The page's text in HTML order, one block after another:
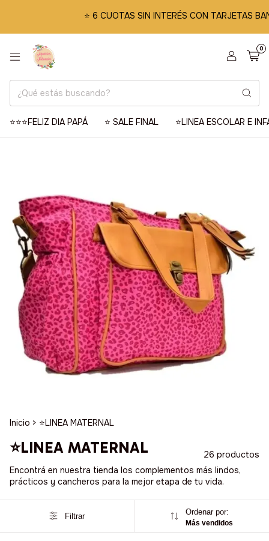
⭐️ 6 CUOTAS SIN INTERÉS CON TARJETAS
0
⭐️⭐️⭐️FELIZ DIA PAPÁ ⭐️ SALE FINAL ⭐️LINEA ESCOLAR E
Inicio > ⭐️LINEA MATERNAL
⭐️LINEA MATERNAL
26 productos
Encontrá en nuestra tienda los complementos más lindos,
prácticos y cancheros para la mejor etapa de tu vida.
Filtrar Ordenar por:
Más vendidos